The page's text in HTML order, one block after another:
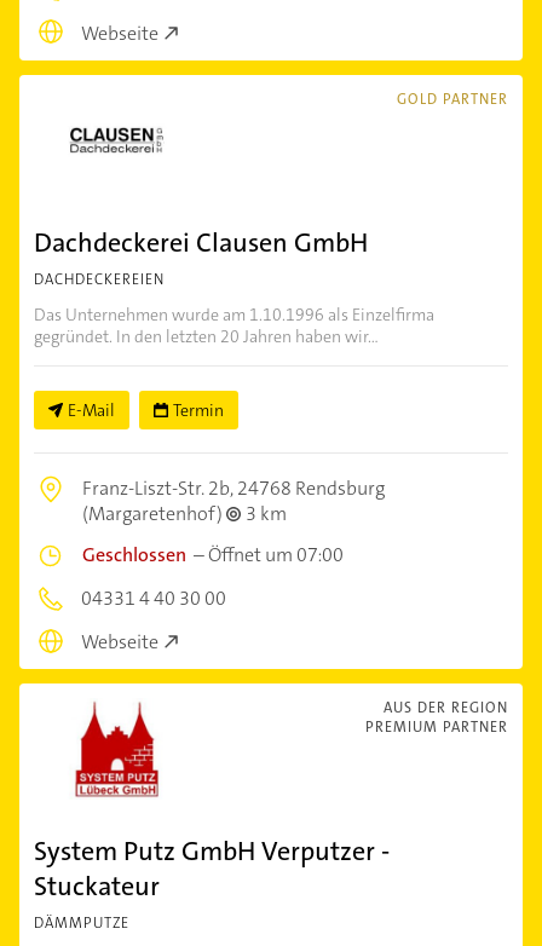
Webseite
GOLD PARTNER
Dachdeckerei Clausen GmbH
DACHDECKEREIEN
Das Unternehmen wurde am 1.10.1996 als Einzelfirma
gegründet. In den letzten 20 Jahren haben wir...
E-Mail Termin
Franz-Liszt-Str. 2b,24768 Rendsburg
(Margaretenhof)
3 km
Geschlossen –Öffnet um 07:00
04331 4 40 30 00
Webseite
AUS DER REGION
PREMIUM PARTNER
System Putz GmbH Verputzer -
Stuckateur
DÄMMPUTZE